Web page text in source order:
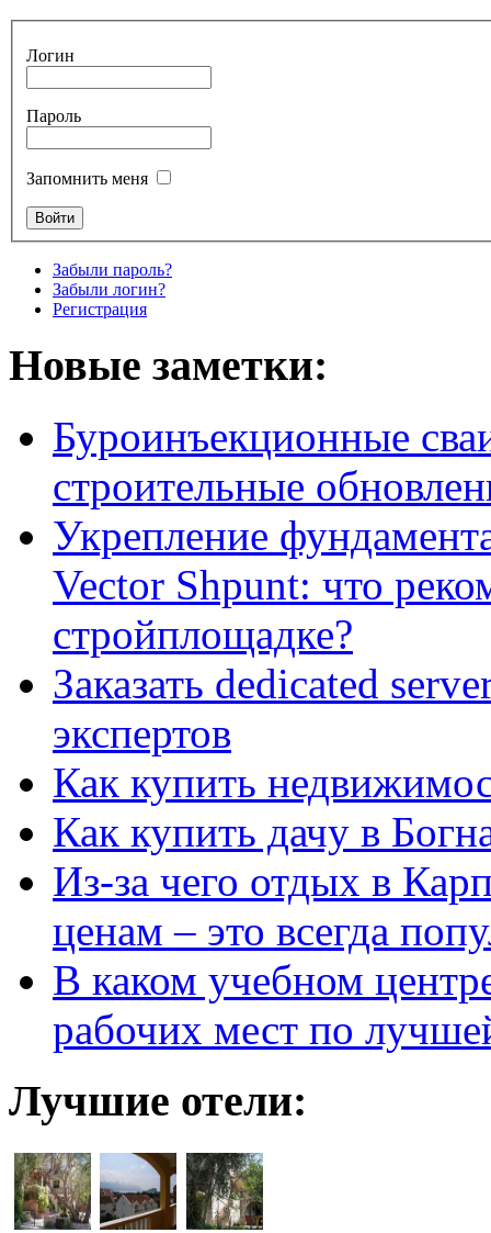
Логин
Пароль
Запомнить меня
Забыли пароль?
Забыли логин?
Регистрация
Новые заметки:
Буроинъекционные
строительные
Укрепление
Vector Shpunt: что
стройплощадке?
Заказать dedicated
экспертов
Как купить
Как купить дачу в
Из-за чего отдых в
ценам – это всегда
В каком учебном
рабочих мест по
Лучшие отели: